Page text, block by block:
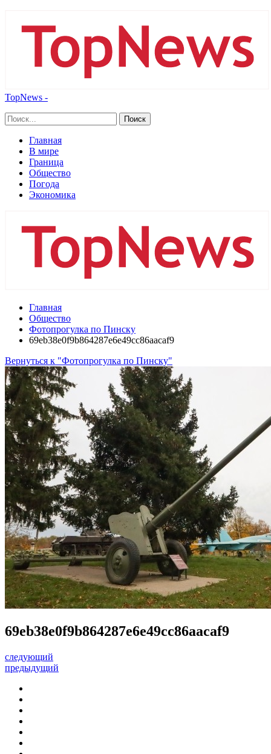
TopNews -
Главная
В мире
Граница
Общество
Погода
Экономика
Главная
Общество
Фотопрогулка по Пинску
69eb38e0f9b864287e6e49cc86aacaf9
Вернуться к "Фотопрогулка по Пинску"
69eb38e0f9b864287e6e49cc86aacaf9
следующий
предыдущий